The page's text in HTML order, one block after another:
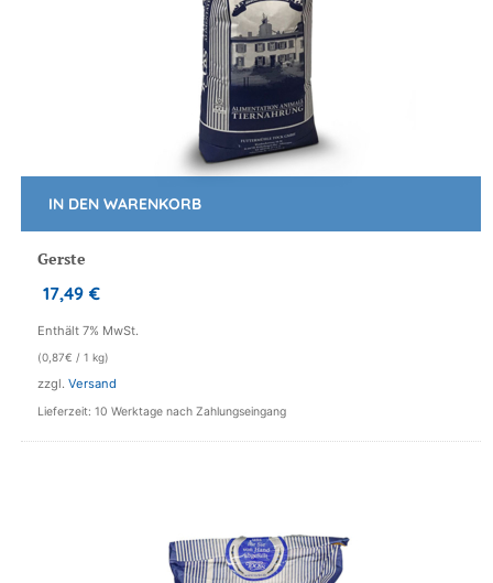
Gerste
17,49 €
Enthält 7% MwSt.
(0,87€ / 1 kg)
zzgl.Versand
Lieferzeit: 10 Werktage nach Zahlungseingang
IN DEN WARENKORB